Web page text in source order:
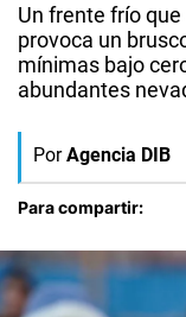
Un frente frío
provoca un
mínimas bajo
abundantes
Por Agencia DIB
Para compartir: